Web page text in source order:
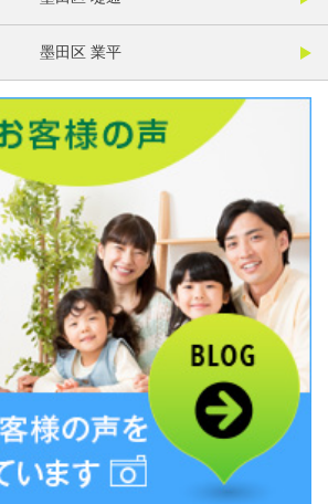
墨田区 業平